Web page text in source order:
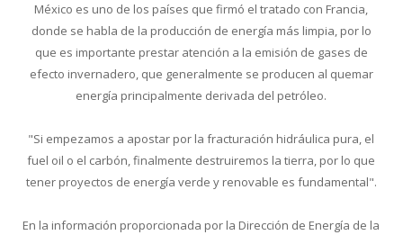
México es uno de los países que firmó el tratado con Francia,
donde se habla de la producción de energía más limpia, por lo
que es importante prestar atención a la emisión de gases de
efecto invernadero, que generalmente se producen al quemar
energía principalmente derivada del petróleo.
"Si empezamos a apostar por la fracturación hidráulica pura, el
fuel oil o el carbón, finalmente destruiremos la tierra, por lo que
tener proyectos de energía verde y renovable es fundamental".
En la información proporcionada por la Dirección de Energía de la